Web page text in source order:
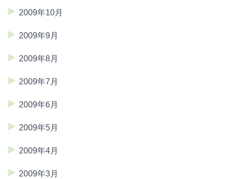
2009年10月
2009年9月
2009年8月
2009年7月
2009年6月
2009年5月
2009年4月
2009年3月